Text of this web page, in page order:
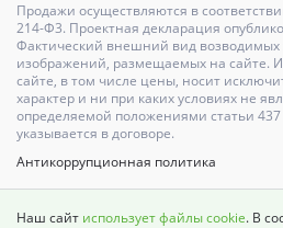
Продажи осуществляются в
214-Ф3. Проектная декларация
Фактический внешний вид возводимых
изображений, размещаемых на сайте.
сайте, в том числе цены, носит
характер и ни при каких условиях не
определяемой положениями статьи
указывается в договоре.
Антикоррупционная политика
Наш сайт использует файлы cookie. В